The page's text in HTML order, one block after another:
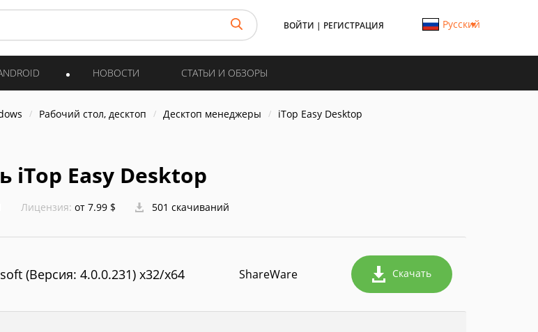
ВОЙТИ | РЕГИСТРАЦИЯ Русский
НОВОСТИ СТАТЬИ И ОБЗОРЫ
Рабочий стол, десктоп Десктоп менеджеры iTop Easy Desktop
iTop Easy Desktop
Лицензия: от 7.99 $ 501 скачиваний
(Версия: 4.0.0.231) x32/x64 ShareWare Скачать